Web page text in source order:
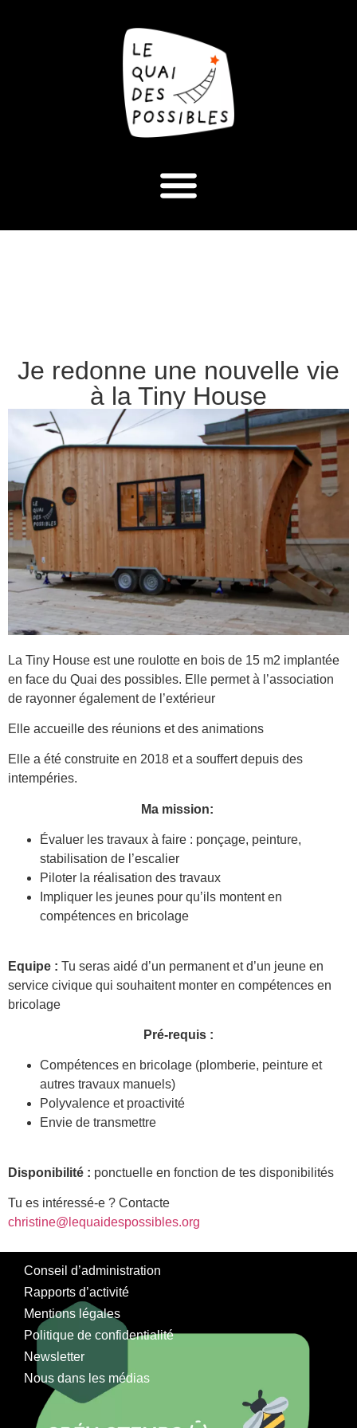
Je redonne une nouvelle vie
à la Tiny House
La Tiny House est une roulotte en bois de 15 m2 implantée
en face du Quai des possibles. Elle permet à l’association
de rayonner également de l’extérieur
Elle accueille des réunions et des animations
Elle a été construite en 2018 et a souffert depuis des
intempéries.
Ma mission:
Évaluer les travaux à faire : ponçage, peinture,
stabilisation de l’escalier
Piloter la réalisation des travaux
Impliquer les jeunes pour qu’ils montent en
compétences en bricolage
Equipe : Tu seras aidé d’un permanent et d’un jeune en
service civique qui souhaitent monter en compétences en
bricolage
Pré-requis :
Compétences en bricolage (plomberie, peinture et
autres travaux manuels)
Polyvalence et proactivité
Envie de transmettre
Disponibilité : ponctuelle en fonction de tes disponibilités
Tu es intéressé-e ? Contacte
christine@lequaidespossibles.org
Conseil d’administration
Rapports d’activité
Mentions légales
Politique de confidentialité
Newsletter
Nous dans les médias